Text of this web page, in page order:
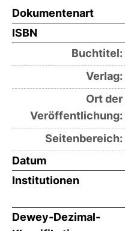
Dokumentenart
ISBN
Buchtitel:
Verlag:
Ort der
Veröffentlichung:
Seitenbereich:
Datum
Institutionen
Dewey-Dezimal-